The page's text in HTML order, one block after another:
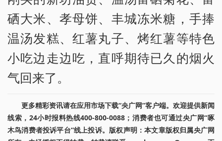
硒大米、孝母饼、丰城冻米糖，手捧
温汤发糕、红薯丸子、烤红薯等特色
小吃边走边吃，直呼期待已久的烟火
气回来了。
更多精彩资讯请在应用市场下载“央广网”客户端。欢迎提供新闻
线索，24小时报料热线400-800-0088；消费者也可通过央广网“啄
木鸟消费者投诉平台”线上投诉。版权声明：本文章版权归属央广网